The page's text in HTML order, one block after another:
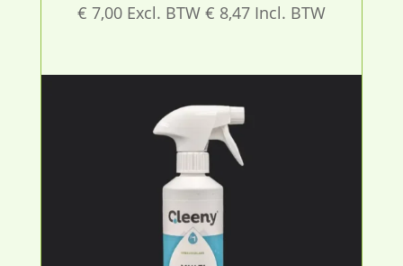
€ 7,00 Excl. BTW € 8,47Incl. BTW